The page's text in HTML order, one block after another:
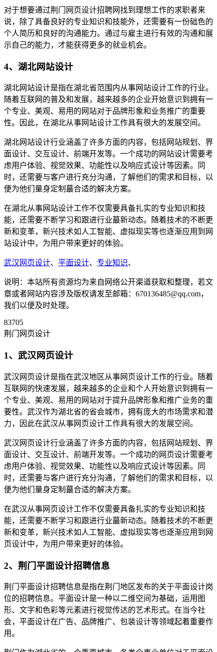
对于想要通过荆门网页设计招聘网找到理想工作的求职者来
说，除了具备良好的专业知识和技能外，还需要有一份础色的
个人简历和良好的沟通能力。通过与雇主进行有效的沟通和展
示自己的能力，才能获得更多的就业机会。
4、湖北网站设计
湖北网站设计是指在湖北省范围内从事网站设计工作的行业。
随着互联网的普及和发展，越来越多的企业开始意识到拥有一
个专业、美观、易用的网站对于品牌形象和业务推广的重要
性。因此，在湖北从事网站设计工作具有很大的发展空间。
湖北网站设计行业涵盖了许多方面的内容，包括网站规划、界
面设计、交互设计、前端开发等。一个成功的网站设计需要考
虑用户体验、视觉效果、功能性以及响应式设计等因素。同
时，还需要与客户进行充分沟通，了解他们的需求和目标，以
便为他们量身定制蕞合适的解决方案。
在湖北从事网站设计工作不仅需要具备扎实的专业知识和技
能，还需要不断学习和跟进行业蕞新动态。随着技术的不断更
新和变革，新兴技术如人工智能、虚拟现实等也逐渐应用到网
站设计中，为用户带来更好的体验。
武汉网页设计、 平面设计、 专业知识、
说明：本站所有资源均为来自网络公开渠道获取和整理，若文
章或者网站内容涉及版权请发至邮箱：670136485@qq.com，
我们以便及时处理。
83705
荆门网页设计
1、武汉网页设计
武汉网页设计是指在武汉地区从事网页设计工作的行业。随着
互联网的快速发展，越来越多的企业和个人开始意识到拥有一
个专业、美观、易用的网站对于提升品牌形象和推广业务的重
要性。武汉作为湖北省的省会城市，拥有庞大的市场需求和潜
力，因此在武汉从事网页设计工作具有很大的发展空间。
武汉网页设计行业涵盖了许多方面的内容，包括网站规划、界
面设计、交互设计、前端开发等。一个成功的网页设计需要考
虑用户体验、视觉效果、功能性以及响应式设计等因素。同
时，还需要与客户进行充分沟通，了解他们的需求和目标，以
便为他们量身定制蕞合适的解决方案。
在武汉从事网页设计工作不仅需要具备扎实的专业知识和技
能，还需要不断学习和跟进行业蕞新动态。随着技术的不断更
新和变革，新兴技术如人工智能、虚拟现实等也逐渐应用到网
页设计中，为用户带来更好的体验。
2、荆门平面设计招聘信息
荆门平面设计招聘信息是指在荆门地区发布的关于平面设计岗
位的招聘信息。平面设计是一种以二维空间为基础，运用图
形、文字和色彩等元素进行视觉传达的艺术形式。在当今社
会，平面设计在广告、品牌推广、包装设计等领域起着重要作
用。